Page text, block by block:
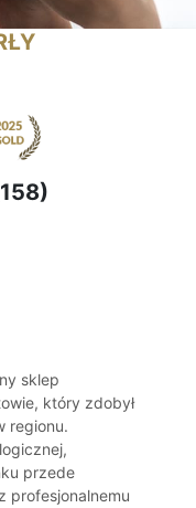
sklep
który zdobył
regionu.
przede
profesjonalnemu